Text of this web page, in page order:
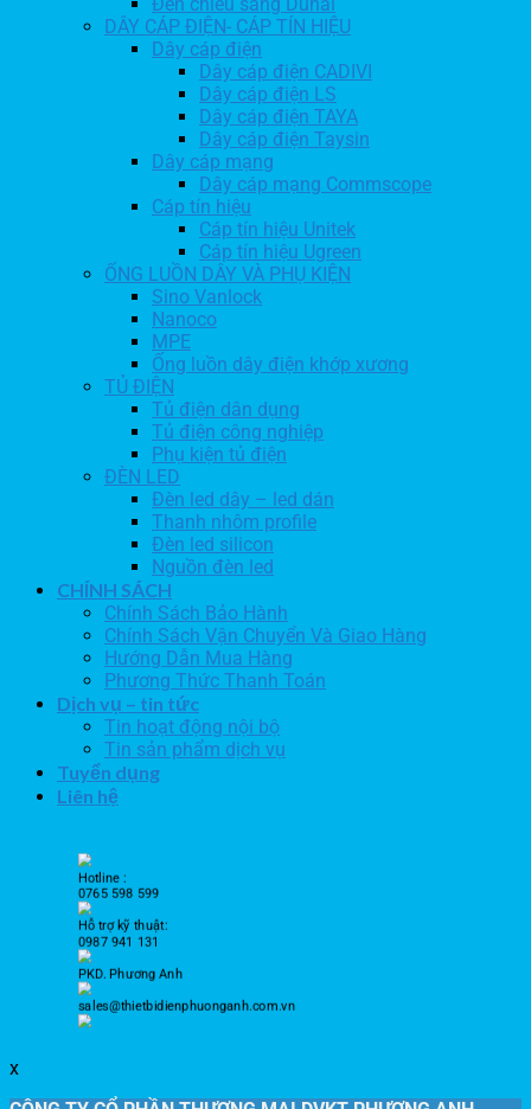
Đèn chiếu sáng Duhal
DÂY CÁP ĐIỆN- CÁP TÍN HIỆU
Dây cáp điện
Dây cáp điện CADIVI
Dây cáp điện LS
Dây cáp điện TAYA
Dây cáp điện Taysin
Dây cáp mạng
Dây cáp mạng Commscope
Cáp tín hiệu
Cáp tín hiệu Unitek
Cáp tín hiệu Ugreen
ỐNG LUỒN DÂY VÀ PHỤ KIỆN
Sino Vanlock
Nanoco
MPE
Ống luồn dây điện khớp xương
TỦ ĐIỆN
Tủ điện dân dụng
Tủ điện công nghiệp
Phụ kiện tủ điện
ĐÈN LED
Đèn led dây – led dán
Thanh nhôm profile
Đèn led silicon
Nguồn đèn led
CHÍNH SÁCH
Chính Sách Bảo Hành
Chính Sách Vận Chuyển Và Giao Hàng
Hướng Dẫn Mua Hàng
Phương Thức Thanh Toán
Dịch vụ – tin tức
Tin hoạt động nội bộ
Tin sản phẩm dịch vụ
Tuyển dụng
Liên hệ
Hotline :
0765 598 599
Hỗ trợ kỹ thuật:
0987 941 131
PKD. Phương Anh
sales@thietbidienphuonganh.com.vn
x